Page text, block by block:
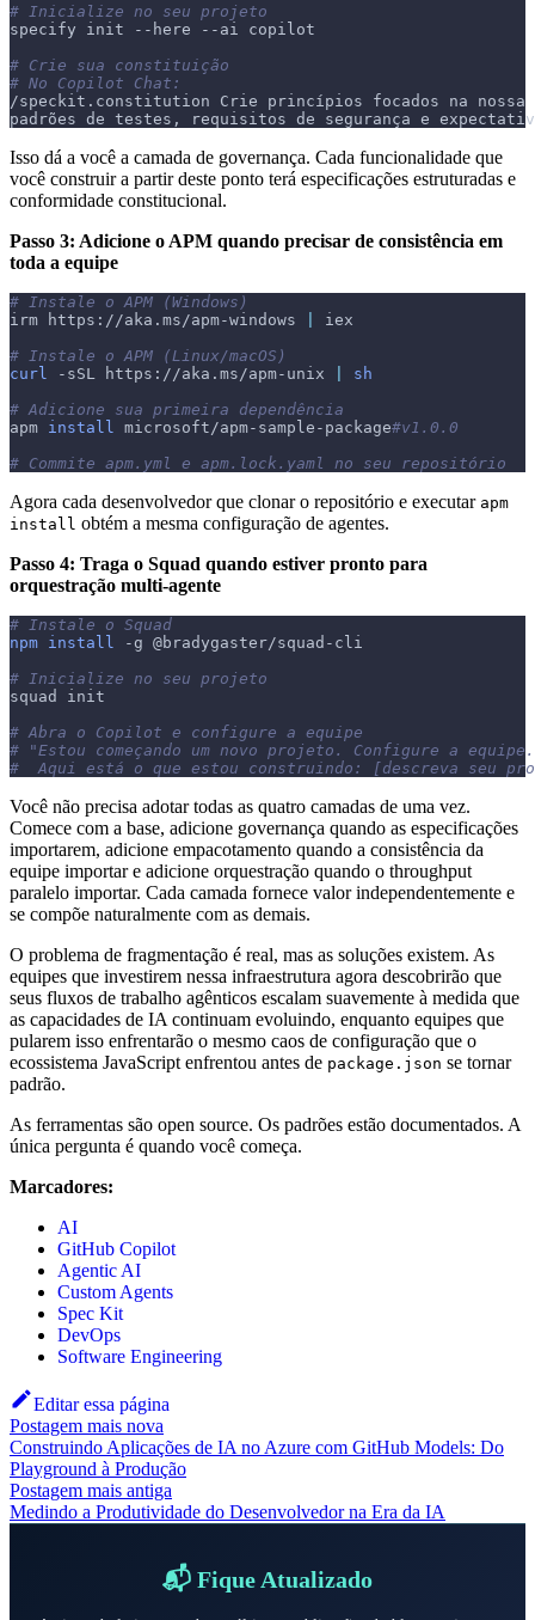
# Inicialize no seu projeto
specify init
--here --ai
copilot
# Crie sua constituição
# No Copilot Chat:
/speckit.constitution Crie princípios focados na
padrões de testes, requisitos de segurança e
Isso dá a você a camada de governança. Cada funcionalidade que
você construir a partir deste ponto terá especificações estruturadas e
conformidade constitucional.
Passo 3: Adicione o APM quando precisar de consistência em
toda a equipe
# Instale o APM (Windows)
irm https://aka.ms/apm-windows
iex
# Instale o APM (Linux/macOS)
curl
-sSL https://aka.ms/apm-unix
sh
# Adicione sua primeira dependência
apm install microsoft/apm-sample-package#v1.0.0
# Commite apm.yml e apm.lock.yaml no seu repositório
Agora cada desenvolvedor que clonar o repositório e executar apm
install obtém a mesma configuração de agentes.
Passo 4: Traga o Squad quando estiver pronto para
orquestração multi-agente
# Instale o Squad
npm install -g @bradygaster/squad-cli
# Inicialize no seu projeto
squad init
# Abra o Copilot e configure a equipe
# "Estou começando um novo projeto. Configure a equipe.
#  Aqui está o que estou construindo: [descreva seu
Você não precisa adotar todas as quatro camadas de uma vez.
Comece com a base, adicione governança quando as especificações
importarem, adicione empacotamento quando a consistência da
equipe importar e adicione orquestração quando o throughput
paralelo importar. Cada camada fornece valor independentemente e
se compõe naturalmente com as demais.
O problema de fragmentação é real, mas as soluções existem. As
equipes que investirem nessa infraestrutura agora descobrirão que
seus fluxos de trabalho agênticos escalam suavemente à medida que
as capacidades de IA continuam evoluindo, enquanto equipes que
pularem isso enfrentarão o mesmo caos de configuração que o
ecossistema JavaScript enfrentou antes de package.json se tornar
padrão.
As ferramentas são open source. Os padrões estão documentados. A
única pergunta é quando você começa.
Marcadores:
AI
GitHub Copilot
Agentic AI
Custom Agents
Spec Kit
DevOps
Software Engineering
Editar essa página
Postagem mais nova
Construindo Aplicações de IA no Azure com GitHub Models: Do
Playground à Produção
Postagem mais antiga
Medindo a Produtividade do Desenvolvedor na Era da IA
📬 Fique Atualizado